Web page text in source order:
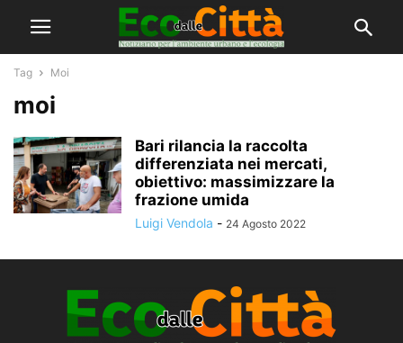
Tag Moi
moi
Bari rilancia la raccolta
differenziata nei mercati,
obiettivo: massimizzare la
frazione umida
Luigi Vendola - 24 Agosto 2022